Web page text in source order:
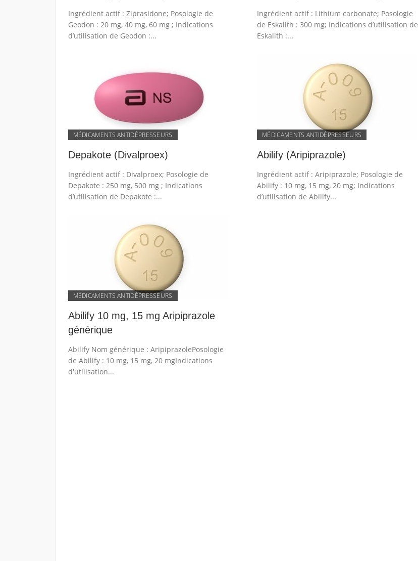
Ingrédient actif : Ziprasidone; Posologie de
Geodon : 20 mg, 40 mg, 60 mg ; Indications
d’utilisation de Geodon :...
Ingrédient actif : Lithium carbonate; Posologie
de Eskalith : 300 mg; Indications d’utilisation de
Eskalith :...
MÉDICAMENTS ANTIDÉPRESSEURS
Depakote (Divalproex)
Ingrédient actif : Divalproex; Posologie de
Depakote : 250 mg, 500 mg ; Indications
d’utilisation de Depakote :...
MÉDICAMENTS ANTIDÉPRESSEURS
Abilify (Aripiprazole)
Ingrédient actif : Aripiprazole; Posologie de
Abilify : 10 mg, 15 mg, 20 mg; Indications
d’utilisation de Abilify...
MÉDICAMENTS ANTIDÉPRESSEURS
Abilify 10 mg, 15 mg Aripiprazole
générique
Abilify Nom générique : AripiprazolePosologie
de Abilify : 10 mg, 15 mg, 20 mgIndications
d'utilisation...